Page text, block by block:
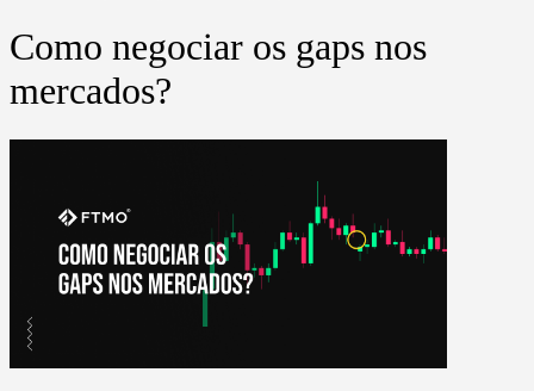
Como negociar os gaps nos
mercados?